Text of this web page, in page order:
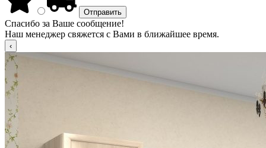
Спасибо за Ваше сообщение!
Наш менеджер свяжется с Вами в ближайшее время.